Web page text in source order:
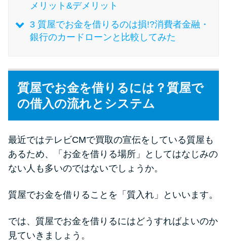
を解説
ソフト闇金とは？悪質な手口に
090金融（闇金）からお金を借り
てはいけない理由と借りた場合
の対処法
申し込みブラックとは?判断の目
安や審査に通らない理由
は？3つの判断基準と工面法
アコムはブラックでも審査に通
メリット&デメリット
3質屋でお金を借りるのは損!?消費者金融・
銀行のカードローンと比較してみた
質屋でお金を借りるには？質屋で
の借入の流れとシステム
最近ではテレビCMで買取の宣伝をしている質屋も
あるため、「お金を借りる場所」としてはなじみの
ない人も多いのではないでしょうか。
質屋でお金を借りることを「質入れ」といいます。
では、質屋でお金を借りるにはどうすればよいのか
見ていきましょう。